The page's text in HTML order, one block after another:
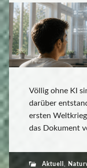
Völlig ohne KI
darüber
ersten
das Dokument
Aktuell ,